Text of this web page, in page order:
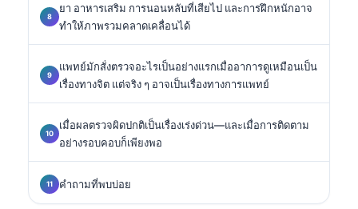
ยา อาหารเสริม การนอนหลับที่เสียไป และการฝึกหนักอาจ
ทำให้ภาพรวมคลาดเคลื่อนได้
แพทย์มักสั่งตรวจอะไรเป็นอย่างแรกเมื่ออาการดูเหมือนเป็น
เรื่องทางจิต แต่จริง ๆ อาจเป็นเรื่องทางการแพทย์
เมื่อผลตรวจผิดปกติเป็นเรื่องเร่งด่วน—และเมื่อการติดตาม
อย่างรอบคอบก็เพียงพอ
คำถามที่พบบ่อย